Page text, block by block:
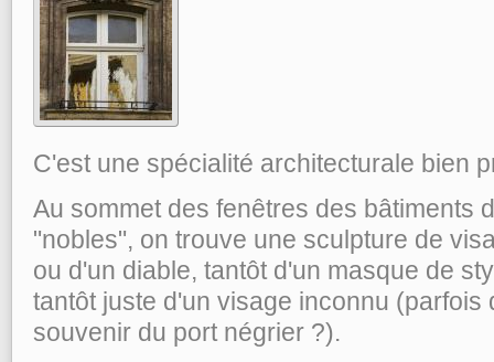
C'est une spécialité architecturale bien
Au sommet des fenêtres des bâtiments
"nobles", on trouve une sculpture de
ou d'un diable, tantôt d'un masque de
tantôt juste d'un visage inconnu (parfois
souvenir du port négrier ?).